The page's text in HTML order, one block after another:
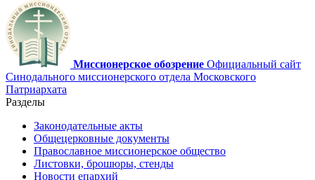
Миссионерское обозрение Официальный сайт
Синодального миссионерского отдела Московского
Патриархата
Разделы
Законодательные акты
Общецерковные документы
Православное миссионерское общество
Листовки, брошюры, стенды
Новости епархий